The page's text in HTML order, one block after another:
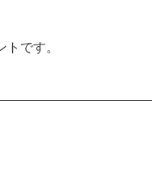
です。